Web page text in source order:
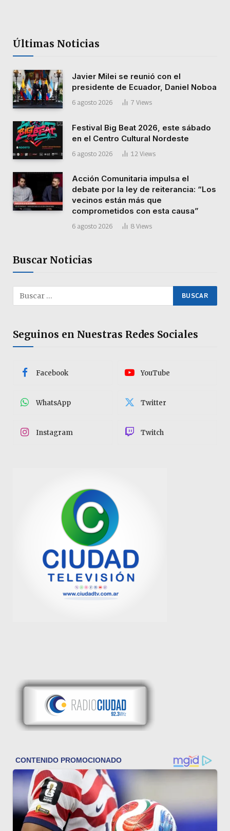
Últimas Noticias
Javier Milei se reunió con el
presidente de Ecuador, Daniel Noboa
6 agosto 2026 7 Views
Festival Big Beat 2026, este sábado
en el Centro Cultural Nordeste
6 agosto 2026 12 Views
Acción Comunitaria impulsa el
debate por la ley de reiterancia: “Los
vecinos están más que
comprometidos con esta causa”
6 agosto 2026 8 Views
Buscar Noticias
Seguinos en Nuestras Redes Sociales
Facebook YouTube
WhatsApp Twitter
Instagram Twitch